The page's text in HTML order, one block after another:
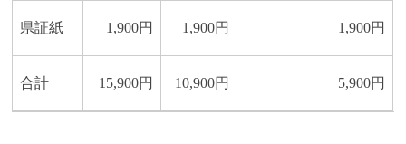
県証紙 1,900円 1,900円 1,900円
合計 15,900円 10,900円 5,900円